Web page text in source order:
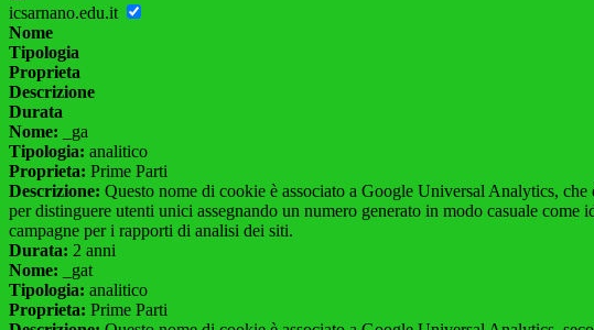
icsarnano.edu.it
Nome
Tipologia
Proprieta
Descrizione
Durata
Nome: _ga
Tipologia: analitico
Proprieta: Prime Parti
Descrizione: Questo nome di cookie è associato a Google Universal Analytics,
per distinguere utenti unici assegnando un numero generato in modo casuale
campagne per i rapporti di analisi dei siti.
Durata: 2 anni
Nome: _gat
Tipologia: analitico
Proprieta: Prime Parti